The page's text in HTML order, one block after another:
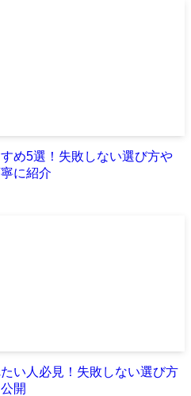
め5選！失敗しない選び方や
に紹介
い人必見！失敗しない選び方
開